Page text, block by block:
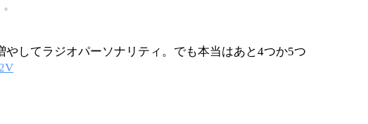
。
してラジオパーソナリティ。でも本当はあと4つか5つ